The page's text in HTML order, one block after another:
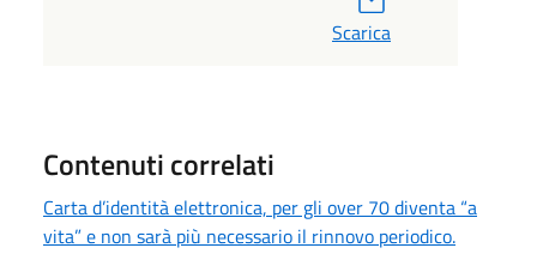
Scarica
Contenuti correlati
Carta d’identità elettronica, per gli over 70 diventa “a
vita” e non sarà più necessario il rinnovo periodico.